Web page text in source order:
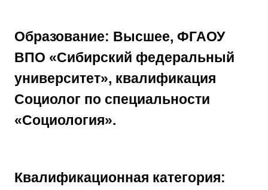
Образование: Высшее, ФГАОУ
ВПО «Сибирский федеральный
университет», квалификация
Социолог по специальности
«Социология».
Квалификационная категория: